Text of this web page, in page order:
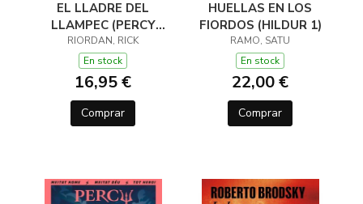
EL LLADRE DEL
LLAMPEC (PERCY
JACKSON I ELS DÉUS
DE L'OLIMP 1)
RIORDAN, RICK
En stock
16,95 €
Comprar
HUELLAS EN LOS
FIORDOS (HILDUR 1)
RAMO, SATU
En stock
22,00 €
Comprar